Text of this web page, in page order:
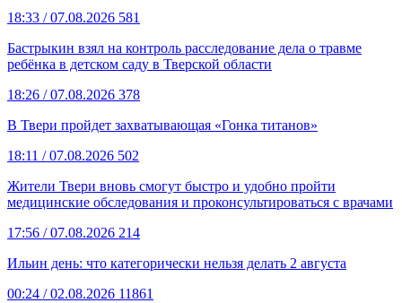
18:33 / 07.08.2026 581
Бастрыкин взял на контроль расследование дела о травме
ребёнка в детском саду в Тверской области
18:26 / 07.08.2026 378
В Твери пройдет захватывающая «Гонка титанов»
18:11 / 07.08.2026 502
Жители Твери вновь смогут быстро и удобно пройти
медицинские обследования и проконсультироваться с врачами
17:56 / 07.08.2026 214
Ильин день: что категорически нельзя делать 2 августа
00:24 / 02.08.2026 11861